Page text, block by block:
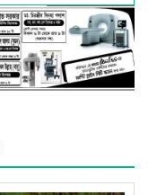
বরিশালে শ্রমিকদের